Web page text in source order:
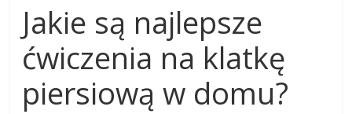
Jakie są najlepsze
ćwiczenia na klatkę
piersiową w domu?